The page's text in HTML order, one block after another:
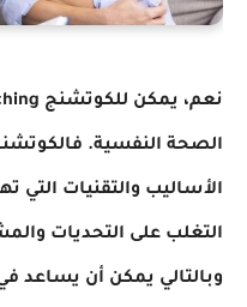
الصحة النفسية.
الأساليب والتقنيات التي
التغلب على التحديات
وبالتالي يمكن أن يساعد